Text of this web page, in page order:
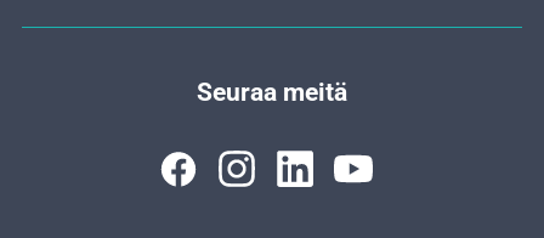
Seuraa meitä